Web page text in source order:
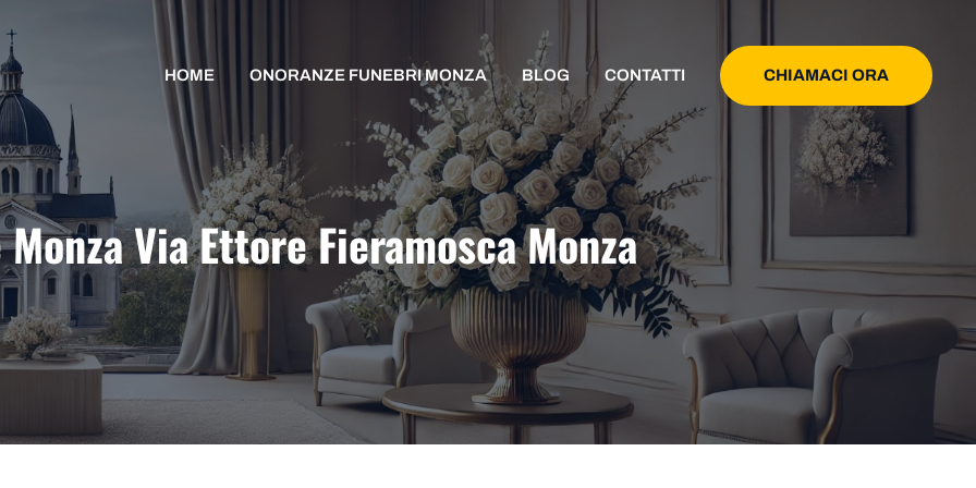
HOME ONORANZE FUNEBRI MONZA BLOG CONTATTI CHIAMACI ORA
Via Ettore Fieramosca Monza